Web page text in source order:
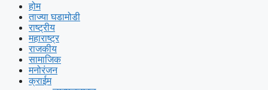
होम
ताज्या घडामोडी
राष्ट्रीय
महाराष्ट्र
राजकीय
सामाजिक
मनोरंजन
क्राईम